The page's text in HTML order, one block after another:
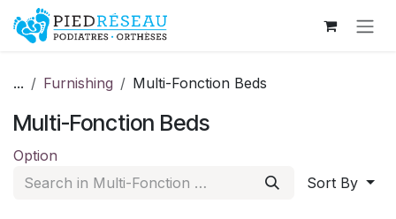
Skip to Content
... Furnishing Multi-Fonction Beds
Multi-Fonction Beds
Option
Sort By